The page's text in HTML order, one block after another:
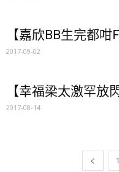
【嘉欣BB生完都
2017-09-02
【幸福梁太激罕放
2017-08-14